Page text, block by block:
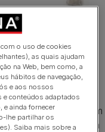
delicado, orelhas com
Papillon tem uma
o uso de cookies
as quais ajudam
na Web, bem como, a
hábitos de navegação,
e aos nossos
e conteúdos adaptados
e ainda fornecer
lhe partilhar os
Saiba mais sobre a